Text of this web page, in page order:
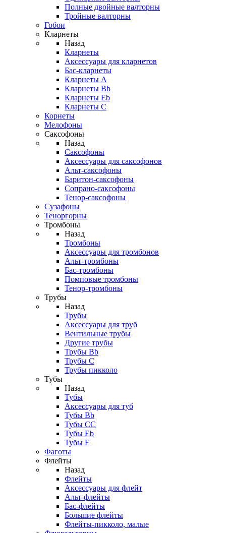
Полные двойные валторны
Тройные валторны
Гобои
Кларнеты
Назад
Кларнеты
Аксессуары для кларнетов
Бас-кларнеты
Кларнеты A
Кларнеты Bb
Кларнеты Eb
Кларнеты С
Корнеты
Мелофоны
Саксофоны
Назад
Саксофоны
Аксессуары для саксофонов
Альт-саксофоны
Баритон-саксофоны
Сопрано-саксофоны
Тенор-саксофоны
Сузафоны
Теноргорны
Тромбоны
Назад
Тромбоны
Аксессуары для тромбонов
Альт-тромбоны
Бас-тромбоны
Помповые тромбоны
Тенор-тромбоны
Трубы
Назад
Трубы
Аксессуары для труб
Вентильные трубы
Другие трубы
Трубы Bb
Трубы C
Трубы пикколо
Тубы
Назад
Тубы
Аксессуары для туб
Тубы Bb
Тубы CC
Тубы Eb
Тубы F
Фаготы
Флейты
Назад
Флейты
Аксессуары для флейт
Альт-флейты
Бас-флейты
Большие флейты
Флейты-пикколо, малые